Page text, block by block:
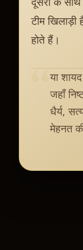
टीम
होते हैं।
या
जहाँ
धैर्य,
मेहनत